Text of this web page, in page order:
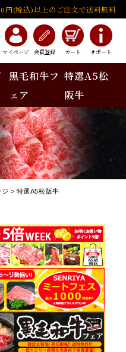
(税込)以上のご注文で送料無料
マイページ 会員登録 カート サポート
黒毛和牛フ
ェア
特選A5松
阪牛
特選A5松阪牛